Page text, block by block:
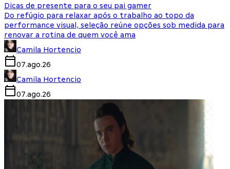
Dicas de presente para o seu pai gamer
Do refúgio para relaxar após o trabalho ao topo da
performance visual, seleção reúne opções sob medida para
renovar a rotina de quem você ama
Camila Hortencio
07.ago.26
Camila Hortencio
07.ago.26